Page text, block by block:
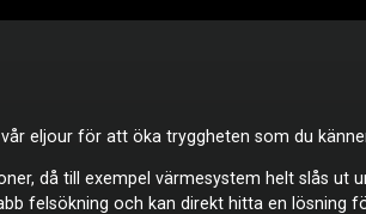
eljour för att öka tryggheten som du
då till exempel värmesystem helt slås
felsökning och kan direkt hitta en lösning